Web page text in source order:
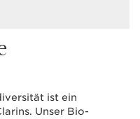
ist ein
Unser Bio-